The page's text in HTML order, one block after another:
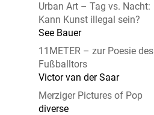
Urban Art – Tag vs. Nacht:
Kann Kunst illegal sein?
See Bauer
11METER – zur Poesie des
Fußballtors
Victor van der Saar
Merziger Pictures of Pop
diverse